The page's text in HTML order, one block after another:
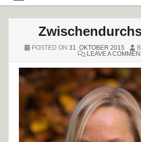
POSTED ON 31. OKTOBER 2015
LEAVE A